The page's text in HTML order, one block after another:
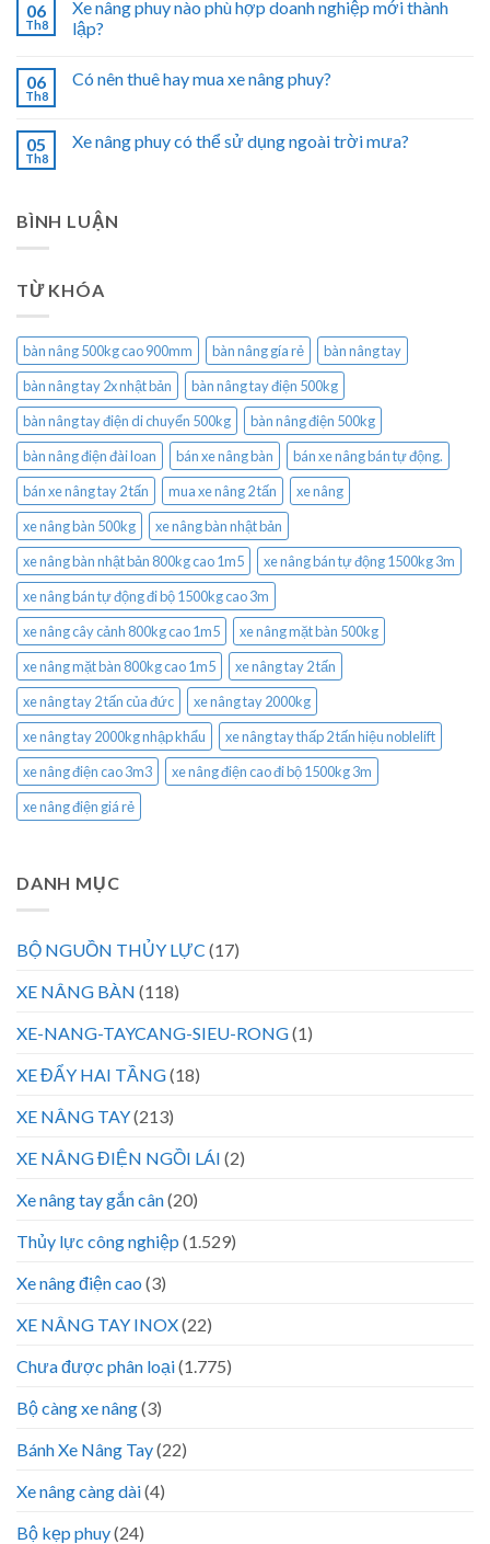
06
Th8
Xe nâng phuy nào phù hợp doanh nghiệp mới thành
lập?
06
Th8
Có nên thuê hay mua xe nâng phuy?
05
Th8
Xe nâng phuy có thể sử dụng ngoài trời mưa?
BÌNH LUẬN
TỪ KHÓA
bàn nâng 500kg cao 900mm bàn nâng gía rẻ
bàn nâng tay
bàn nâng tay 2x nhật bản
bàn nâng tay điện 500kg
bàn nâng tay điện di chuyển 500kg
bàn nâng điện 500kg
bàn nâng điện đài loan
bán xe nâng bàn
bán xe nâng bán tự động.
bán xe nâng tay 2 tấn
mua xe nâng 2 tấn
xe nâng
xe nâng bàn 500kg
xe nâng bàn nhật bản
xe nâng bàn nhật bản 800kg cao 1m5
xe nâng bán tự động 1500kg 3m
xe nâng bán tự động đi bộ 1500kg cao 3m
xe nâng cây cảnh 800kg cao 1m5
xe nâng mặt bàn 500kg
xe nâng mặt bàn 800kg cao 1m5
xe nâng tay 2 tấn
xe nâng tay 2 tấn của đức
xe nâng tay 2000kg
xe nâng tay 2000kg nhập khẩu
xe nâng tay thấp 2 tấn hiệu noblelift
xe nâng điện cao 3m3
xe nâng điện cao đi bộ 1500kg 3m
xe nâng điện giá rẻ
DANH MỤC
BỘ NGUỒN THỦY LỰC (17)
XE NÂNG BÀN (118)
XE-NANG-TAYCANG-SIEU-RONG(1)
XE ĐẨY HAI TẦNG(18)
XE NÂNG TAY(213)
XE NÂNG ĐIỆN NGỒI LÁI (2)
Xe nâng tay gắn cân(20)
Thủy lực công nghiệp (1.529)
Xe nâng điện cao (3)
XE NÂNG TAY INOX(22)
Chưa được phân loại(1.775)
Bộ càng xe nâng(3)
Bánh Xe Nâng Tay(22)
Xe nâng càng dài(4)
Bộ kẹp phuy(24)